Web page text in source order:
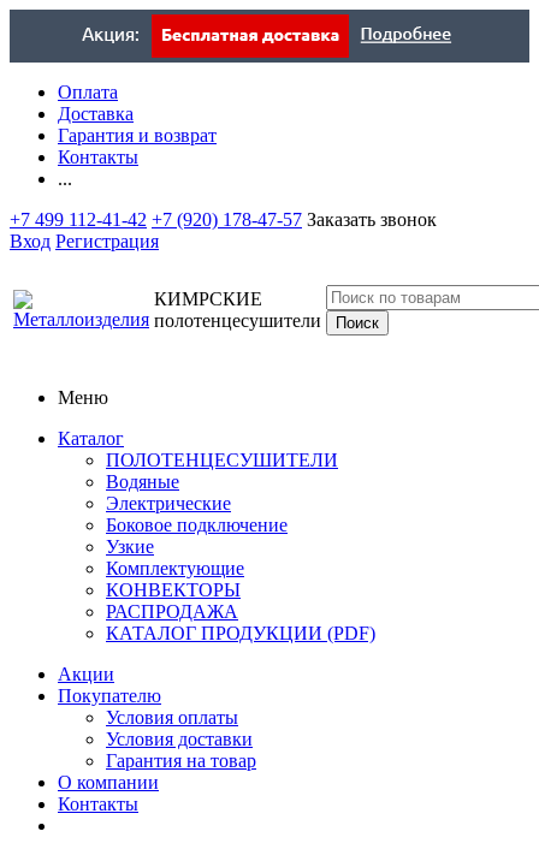
Оплата
Доставка
Гарантия и возврат
Контакты
...
+7 499 112-41-42 +7 (920) 178-47-57 Заказать звонок
Вход Регистрация
КИМРСКИЕ
полотенцесушители
Меню
Каталог
ПОЛОТЕНЦЕСУШИТЕЛИ
Водяные
Электрические
Боковое подключение
Узкие
Комплектующие
КОНВЕКТОРЫ
РАСПРОДАЖА
КАТАЛОГ ПРОДУКЦИИ (PDF)
Акции
Покупателю
Условия оплаты
Условия доставки
Гарантия на товар
О компании
Контакты